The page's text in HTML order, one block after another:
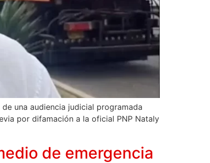
una audiencia judicial programada
por difamación a la oficial PNP Nataly
de emergencia